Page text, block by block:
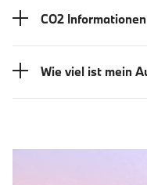
CO2 Informationen
Wie viel ist mein